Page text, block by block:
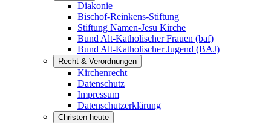
Diakonie
Bischof-Reinkens-Stiftung
Stiftung Namen-Jesu Kirche
Bund Alt-Katholischer Frauen (baf)
Bund Alt-Katholischer Jugend (BAJ)
Recht & Verordnungen
Kirchenrecht
Datenschutz
Impressum
Datenschutzerklärung
Christen heute